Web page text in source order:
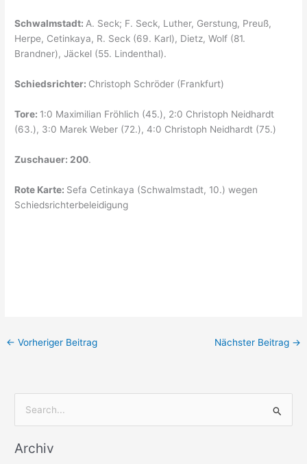
Schwalmstadt:A. Seck; F. Seck, Luther, Gerstung, Preuß,
Herpe, Cetinkaya, R. Seck (69. Karl), Dietz, Wolf (81.
Brandner), Jäckel (55. Lindenthal).
Schiedsrichter: Christoph Schröder (Frankfurt)
Tore: 1:0 Maximilian Fröhlich (45.), 2:0 Christoph Neidhardt
(63.), 3:0 Marek Weber (72.), 4:0 Christoph Neidhardt (75.)
Zuschauer: 200.
Rote Karte: Sefa Cetinkaya (Schwalmstadt, 10.) wegen
Schiedsrichterbeleidigung
← Vorheriger Beitrag Nächster Beitrag →
c
Archiv